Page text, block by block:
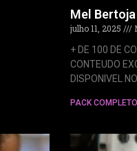
Mel Bertoja
julho 11, 2025
+ DE 100 DE
CONTEUDO
DISPONIVEL
PACK COMPLETO